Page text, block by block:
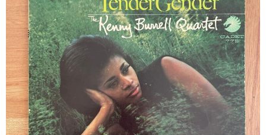
買取について
取り置きなどについて
Categories
New Arrivals
新譜
GG RECORD （当店のレーベル）